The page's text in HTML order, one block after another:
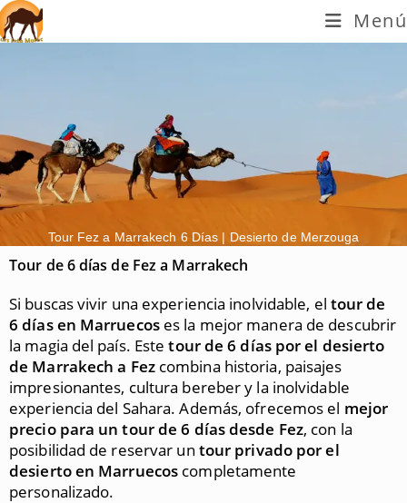
Menú
Tour Fez a Marrakech 6 Días | Desierto de Merzouga
Tour de 6 días de Fez a Marrakech
Si buscas vivir una experiencia inolvidable, el tour de
6 días en Marruecoses la mejor manera de descubrir
la magia del país. Estetour de 6 días por el desierto
de Marrakech a Fezcombina historia, paisajes
impresionantes, cultura bereber y la inolvidable
experiencia del Sahara. Además, ofrecemos el mejor
precio para un tour de 6 días desde Fez, con la
posibilidad de reservar un tour privado por el
desierto en Marruecos completamente
personalizado.